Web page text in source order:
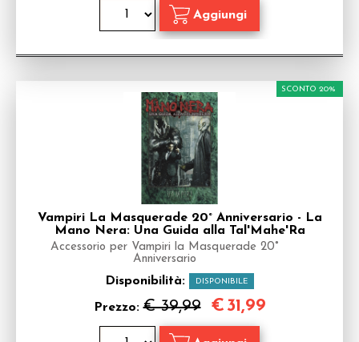
Vampiri La Masquerade 20° Anniversario - La
Mano Nera: Una Guida alla Tal'Mahe'Ra
Accessorio per Vampiri la Masquerade 20°
Anniversario
Disponibilità: DISPONIBILE
Prezzo:€ 39,99
SCONTO 20%
€ 31,99